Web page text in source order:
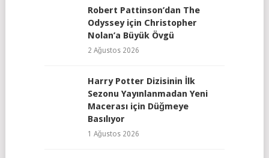
Robert Pattinson’dan The
Odyssey için Christopher
Nolan’a Büyük Övgü
2 Ağustos 2026
Harry Potter Dizisinin İlk
Sezonu Yayınlanmadan Yeni
Macerası için Düğmeye
Basılıyor
1 Ağustos 2026